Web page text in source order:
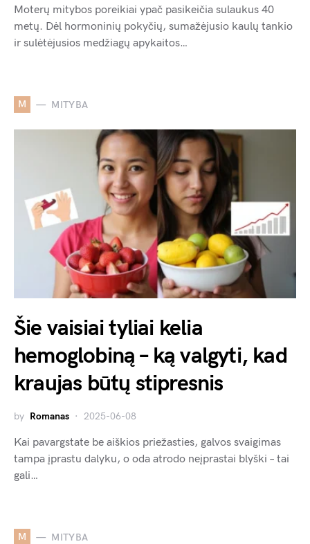
Moterų mitybos poreikiai ypač pasikeičia sulaukus 40
metų. Dėl hormoninių pokyčių, sumažėjusio kaulų tankio
ir sulėtėjusios medžiagų apykaitos…
M MITYBA
Šie vaisiai tyliai kelia
hemoglobiną – ką valgyti, kad
kraujas būtų stipresnis
by Romanas 2025-06-08
Kai pavargstate be aiškios priežasties, galvos svaigimas
tampa įprastu dalyku, o oda atrodo neįprastai blyški – tai
gali…
M MITYBA